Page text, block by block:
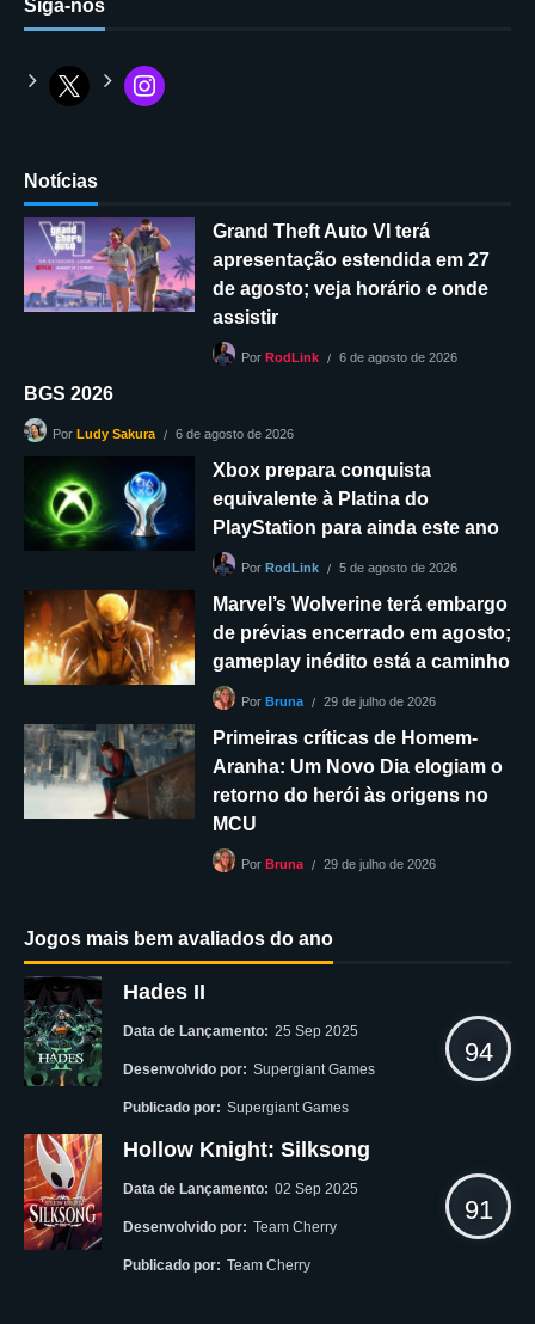
Siga-nos
Notícias
Grand Theft Auto VI terá
apresentação estendida em 27
de agosto; veja horário e onde
assistir
Por RodLink 6 de agosto de 2026
BGS 2026
Por Ludy Sakura 6 de agosto de 2026
Xbox prepara conquista
equivalente à Platina do
PlayStation para ainda este ano
Por RodLink 5 de agosto de 2026
Marvel’s Wolverine terá embargo
de prévias encerrado em agosto;
gameplay inédito está a caminho
Por Bruna 29 de julho de 2026
Primeiras críticas de Homem-
Aranha: Um Novo Dia elogiam o
retorno do herói às origens no
MCU
Por Bruna 29 de julho de 2026
Jogos mais bem avaliados do ano
Hades II
Data de Lançamento: 25 Sep 2025
Desenvolvido por: Supergiant Games
Publicado por: Supergiant Games
94
Hollow Knight: Silksong
Data de Lançamento: 02 Sep 2025
Desenvolvido por: Team Cherry
Publicado por: Team Cherry
91